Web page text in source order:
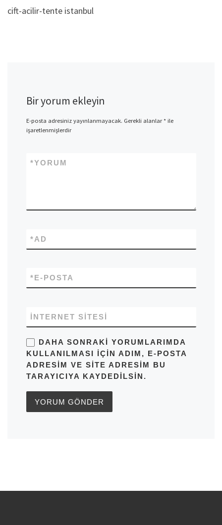
cift-acilir-tente istanbul
Bir yorum ekleyin
E-posta adresiniz yayınlanmayacak. Gerekli alanlar*ile
işaretlenmişlerdir
YORUM
*
AD
*
E-POSTA
*
İNTERNET SITESI
DAHA SONRAKI YORUMLARIMDA
KULLANILMASI IÇIN ADIM, E-POSTA
ADRESIM VE SITE ADRESIM BU
TARAYICIYA KAYDEDILSIN.